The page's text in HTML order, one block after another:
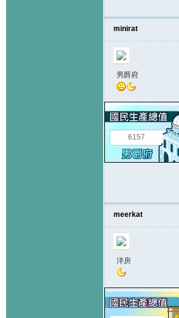
minirat
男爵府
6157
meerkat
洋房